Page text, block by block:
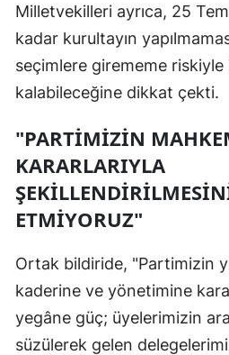
Milletvekilleri ayrıca, 25
kadar kurultayın
seçimlere girememe riskiyle
kalabileceğine dikkat çekti.
"PARTİMİZİN
KARARLARIYLA
ETMİYORUZ"
Ortak bildiride, "Partimizin
kaderine ve yönetimine
yegâne güç; üyelerimizin
süzülerek gelen